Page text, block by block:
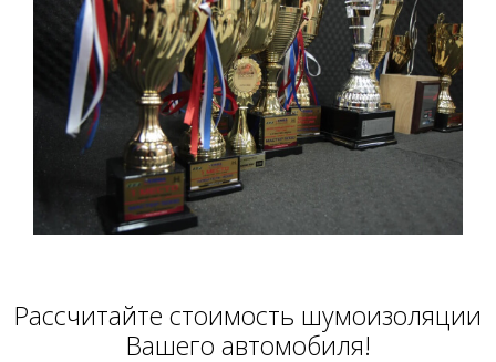
Расcчитайте стоимость шумоизоляции
Вашего автомобиля!